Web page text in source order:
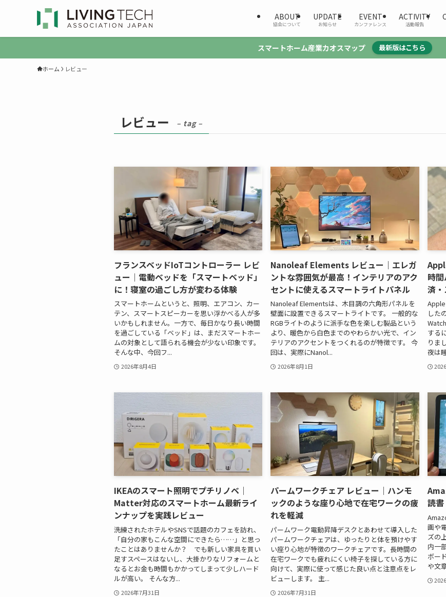
ABOUT
協会について
UPDATE
お知らせ
EVENT
カンファレンス
ACTIVITY
活動報告
スマートホーム産業カオスマップ 最新版はこちら
ホーム レビュー
レビュー – tag –
フランスベッドIoTコントローラー レビ
ュー｜電動ベッドを「スマートベッド」
に！寝室の過ごし方が変わる体験
スマートホームというと、照明、エアコン、カー
テン、スマートスピーカーを思い浮かべる人が多
いかもしれません。一方で、毎日かなり長い時間
を過ごしている「ベッド」は、まだスマートホー
ムの対象として語られる機会が少ない印象です。
そんな中、今回フ...
2026年8月4日
Nanoleaf Elements レビュー｜エレガ
ントな雰囲気が最高！インテリアのアク
セントに使えるスマートライトパネル
Nanoleaf Elementsは、木目調の六角形パネルを
壁面に設置できるスマートライトです。 一般的な
RGBライトのように派手な色を楽しむ製品という
より、暖色から白色までのやわらかい光で、イン
テリアのアクセントをつくれるのが特徴です。 今
回は、実際にNanol...
2026年8月1日
時
済
した
する
りま
夜は
IKEAのスマート照明でプチリノベ｜
Matter対応のスマートホーム最新ライ
ンナップを実践レビュー
洗練されたホテルやSNSで話題のカフェを訪れ、
「自分の家もこんな空間にできたら……」と思っ
たことはありませんか？ でも新しい家具を買い
足すスペースはないし、大掛かりなリフォームと
なるとお金も時間もかかってしまって少しハード
ルが高い。 そんな方...
2026年7月31日
パームワークチェア レビュー｜ハンモ
ックのような座り心地で在宅ワークの疲
れを軽減
パームワーク電動昇降デスクとあわせて導入した
パームワークチェアは、ゆったりと体を預けやす
い座り心地が特徴のワークチェアです。長時間の
在宅ワークでも疲れにくい椅子を探している方に
向けて、実際に使って感じた良い点と注意点をレ
ビューします。 主...
2026年7月31日
読
画や
ズの
内一
ボー
や文